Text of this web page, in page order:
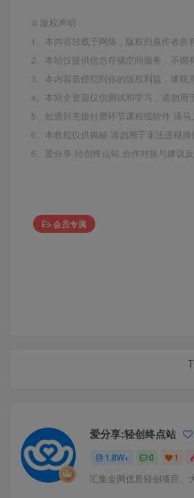
© 版权声明
1、本内容转载于网络，版权归原作者所
2、本站仅提供信息存储空间服务，不拥
3、本内容若侵犯到你的版权利益，请联
4、本站全资源仅供测试和学习，请勿用
5、如遇到充值付费环节课程或软件 请
6、本教程仅供揭秘 请勿用于非法违规
6、爱分享·轻创终点站,合作对接与建议
会员专属
爱分享:轻创终点站
1.8W+ 0 1
汇集全网优质轻创项目、